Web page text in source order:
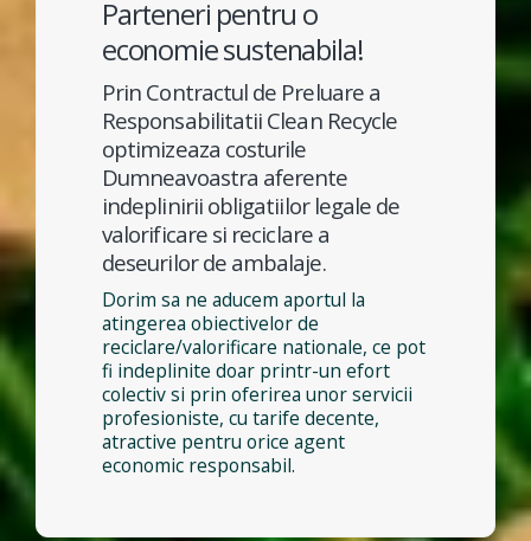
Parteneri pentru o
economie sustenabila!
Prin Contractul de Preluare a
Responsabilitatii Clean Recycle
optimizeaza costurile
Dumneavoastra aferente
indeplinirii obligatiilor legale de
valorificare si reciclare a
deseurilor de ambalaje.
Dorim sa ne aducem aportul la
atingerea obiectivelor de
reciclare/valorificare nationale, ce pot
fi indeplinite doar printr-un efort
colectiv si prin oferirea unor servicii
profesioniste, cu tarife decente,
atractive pentru orice agent
economic responsabil.